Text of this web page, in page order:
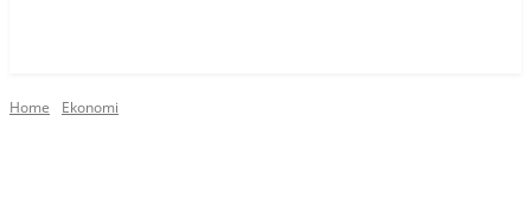
Home Ekonomi